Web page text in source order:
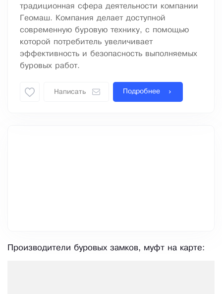
традиционная сфера деятельности компании
Геомаш. Компания делает доступной
современную буровую технику, с помощью
которой потребитель увеличивает
эффективность и безопасность выполняемых
буровых работ.
Написать Подробнее
Производители буровых замков, муфт на карте: